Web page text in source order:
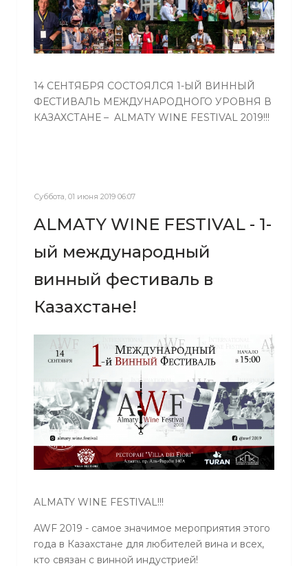
14 СЕНТЯБРЯ СОСТОЯЛСЯ 1-ЫЙ ВИННЫЙ
ФЕСТИВАЛЬ МЕЖДУНАРОДНОГО УРОВНЯ В
КАЗАХСТАНЕ – ALMATY WINE FESTIVAL 2019!!!
Суббота, 01 июня 2019 06:07
ALMATY WINE FESTIVAL - 1-
ый международный
винный фестиваль в
Казахстане!
ALMATY WINE FESTIVAL!!!
AWF 2019 - самое значимое мероприятия этого
года в Казахстане для любителей вина и всех,
кто связан с винной индустрией!